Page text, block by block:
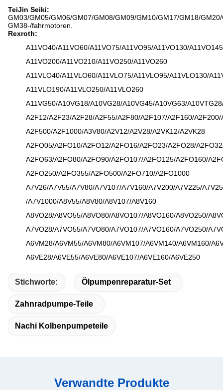
TeiJin Seiki:
GM03/GM05/GM06/GM07/GM08/GM09/GM10/GM17/GM18/
GM38-/fahrmotoren.
Rexroth:
A11VO40/A11VO60/A11VO75/A11VO95/A11VO130/
A11VO200/A11VO210/A11VO250/A11VO260
A11VLO40/A11VLO60/A11VLO75/A11VLO95/A11VLO130/
A11VLO190/A11VLO250/A11VLO260
A11VG50/A10VG18/A10VG28/A10VG45/A10VG63/
A2F12/A2F23/A2F28/A2F55/A2F80/A2F107/A2F160/
A2F500/A2F1000/A3V80/A2V12/A2V28/A2VK12/A2VK28
A2FO05/A2FO10/A2FO12/A2FO16/A2FO23/A2FO28/
A2FO63/A2FO80/A2FO90/A2FO107/A2FO125/A2FO160/
A2FO250/A2FO355/A2FO500/A2FO710/A2FO1000
A7V26/A7V55/A7V80/A7V107/A7V160/A7V200/A7V225/
/A7V1000/A8V55/A8V80/A8V107/A8V160
A8VO28/A8VO55/A8VO80/A8VO107/A8VO160/A8VO250/
A7VO28/A7VO55/A7VO80/A7VO107/A7VO160/A7VO250/
A6VM28/A6VM55/A6VM80/A6VM107/A6VM140/A6VM160/
A6VE28/A6VE55/A6VE80/A6VE107/A6VE160/A6VE250
Stichworte: Ölpumpenreparatur-Set
Zahnradpumpe-Teile
Nachi Kolbenpumpeteile
Verwandte Produkte